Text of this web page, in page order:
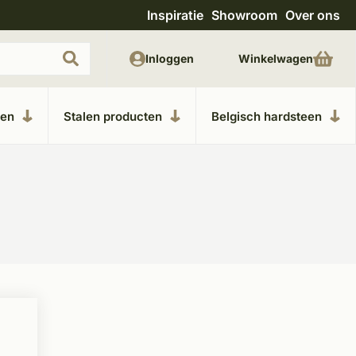
Uitgebreide showroom in Kesteren Unieke
Inspiratie Showroom Over ons
Stalen producten Belgisch hardsteen
Inloggen Winkelwagen